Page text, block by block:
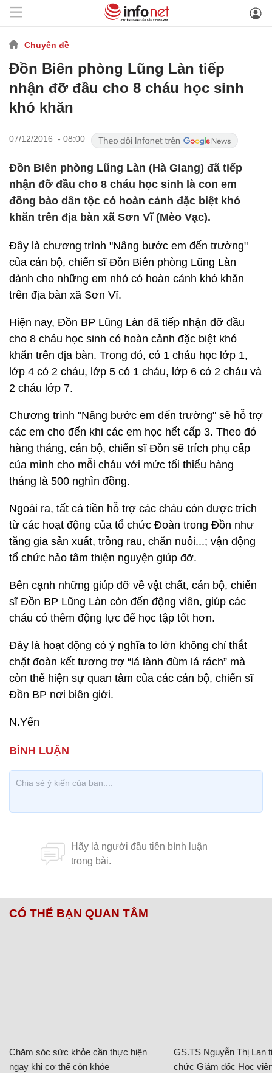
Chuyên đề
Đồn Biên phòng Lũng Làn tiếp
nhận đỡ đầu cho 8 cháu học sinh
khó khăn
07/12/2016 - 08:00
Đồn Biên phòng Lũng Làn (Hà Giang) đã tiếp
nhận đỡ đầu cho 8 cháu học sinh là con em
đồng bào dân tộc có hoàn cảnh đặc biệt khó
khăn trên địa bàn xã Sơn Vĩ (Mèo Vạc).
Đây là chương trình "Nâng bước em đến trường"
của cán bộ, chiến sĩ Đồn Biên phòng Lũng Làn
dành cho những em nhỏ có hoàn cảnh khó khăn
trên địa bàn xã Sơn Vĩ.
Hiện nay, Đồn BP Lũng Làn đã tiếp nhận đỡ đầu
cho 8 cháu học sinh có hoàn cảnh đặc biệt khó
khăn trên địa bàn. Trong đó, có 1 cháu học lớp 1,
lớp 4 có 2 cháu, lớp 5 có 1 cháu, lớp 6 có 2 cháu và
2 cháu lớp 7.
Chương trình "Nâng bước em đến trường" sẽ hỗ trợ
các em cho đến khi các em học hết cấp 3. Theo đó
hàng tháng, cán bộ, chiến sĩ Đồn sẽ trích phụ cấp
của mình cho mỗi cháu với mức tối thiểu hàng
tháng là 500 nghìn đồng.
Ngoài ra, tất cả tiền hỗ trợ các cháu còn được trích
từ các hoạt động của tổ chức Đoàn trong Đồn như
tăng gia sản xuất, trồng rau, chăn nuôi...; vận động
tổ chức hảo tâm thiện nguyện giúp đỡ.
Bên cạnh những giúp đỡ về vật chất, cán bộ, chiến
sĩ Đồn BP Lũng Làn còn đến động viên, giúp các
cháu có thêm động lực để học tập tốt hơn.
Đây là hoạt động có ý nghĩa to lớn không chỉ thắt
chặt đoàn kết tương trợ “lá lành đùm lá rách” mà
còn thể hiện sự quan tâm của các cán bộ, chiến sĩ
Đồn BP nơi biên giới.
N.Yến
CÓ THỂ BẠN QUAN TÂM
Chăm sóc sức khỏe cần thực hiện
ngay khi cơ thể còn khỏe
GS.TS Nguyễn Thị Lan
chức Giám đốc Học